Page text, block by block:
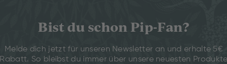
Bist du schon Pip-Fan?
Melde dich jetzt für unseren Newsletter an und erhalte 5€
Rabatt. So bleibst du immer über unsere neuesten